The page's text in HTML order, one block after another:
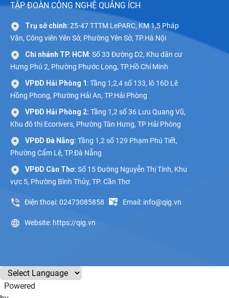
TẬP ĐOÀN CÔNG NGHỆ QUẢNG ÍCH
Trụ sở chính: Z5-47 TTTM LePARC, KM 1,5 Pháp
Vân, Công viên Yên Sở, Phường Yên Sở, TP.Hà Nội
Chi nhánh TP. HCM : Số 33 Đường D2, Khu dân cư
Hưng Phú 2, Phường Phước Long, TP.Hồ Chí Minh
VPĐD Hải Phòng 1 : Tầng 1,2,4 số 133, lô 16D Lê
Hồng Phong, Phường Hải An, TP.Hải Phòng
VPĐD Hải Phòng 2: Tầng 1,2 số 36 Lưu Quang Vũ,
Khu đô thị Ecorivers, Phường Tân Hưng, TP Hải Phòng
VPĐD Đà Nẵng: Tầng 1,2 số 129 Phạm Phú Tiết,
Phường Cẩm Lệ, TP.Đà Nẵng
VPĐD Cần Thơ: Số 15 Đường Nguyễn Thị Tính, Khu
vực 5, Phường Bình Thủy, TP. Cần Thơ
Điện thoại: 02473085858 Email: info@qig.vn
Website: https://qig.vn
Powered